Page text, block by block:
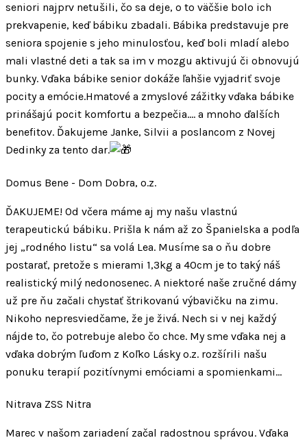
seniori najprv netušili, čo sa deje, o to väčšie bolo ich
prekvapenie, keď bábiku zbadali. Bábika predstavuje pre
seniora spojenie s jeho minulosťou, keď boli mladí alebo
mali vlastné deti a tak sa im v mozgu aktivujú či obnovujú
bunky. Vďaka bábike senior dokáže ľahšie vyjadriť svoje
pocity a emócie.Hmatové a zmyslové zážitky vďaka bábike
prinášajú pocit komfortu a bezpečia…. a mnoho ďalších
benefitov. Ďakujeme Janke, Silvii a poslancom z Novej
Dedinky za tento dar.
Domus Bene - Dom Dobra, o.z.
ĎAKUJEME! Od včera máme aj my našu vlastnú
terapeutickú bábiku. Prišla k nám až zo Španielska a podľa
jej „rodného listu“ sa volá Lea. Musíme sa o ňu dobre
postarať, pretože s mierami 1,3kg a 40cm je to taký náš
realistický milý nedonosenec. A niektoré naše zručné dámy
už pre ňu začali chystať štrikovanú výbavičku na zimu.
Nikoho nepresviedčame, že je živá. Nech si v nej každý
nájde to, čo potrebuje alebo čo chce. My sme vďaka nej a
vďaka dobrým ľuďom z Koľko Lásky o.z. rozšírili našu
ponuku terapií pozitívnymi emóciami a spomienkami…
Nitrava ZSS Nitra
Marec v našom zariadení začal radostnou správou. Vďaka